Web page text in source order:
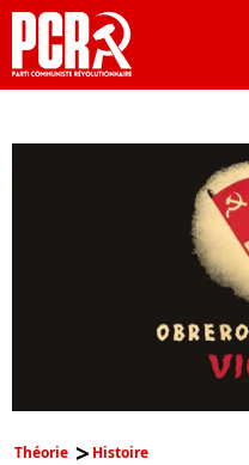
Théorie Histoire